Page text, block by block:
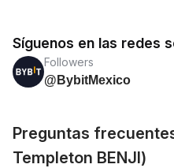
Síguenos en las redes
Followers
@BybitMexico
Preguntas
Templeton BENJI)